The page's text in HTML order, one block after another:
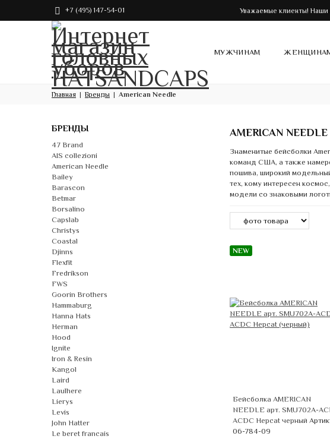
+7 (495) 147-54-01 Уважаемые клиенты! Наши
МУЖЧИНАМ
Главная Бренды American Needle
AMERICAN NEEDLE
Знаменитые бейсболки
команд США, а также
пошива, широкий
тех, кому интересен
модели со знаковыми
NEW
Бейсболка AMERICAN
NEEDLE арт. SMU702A-
ACDC Hepcat черный
06-784-09
БРЕНДЫ
47 Brand
AIS collezioni
American Needle
Bailey
Barascon
Betmar
Borsalino
Capslab
Christys
Coastal
Djinns
Flexfit
Fredrikson
FWS
Goorin Brothers
Hammaburg
Hanna Hats
Herman
Hood
Ignite
Iron & Resin
Kangol
Laird
Laulhere
Lierys
Levis
John Hatter
Le beret francais